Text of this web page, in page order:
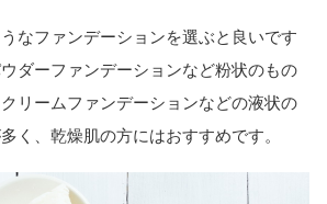
なファンデーションを選ぶと良いです
ダーファンデーションなど粉状のもの
リームファンデーションなどの液状の
く、乾燥肌の方にはおすすめです。